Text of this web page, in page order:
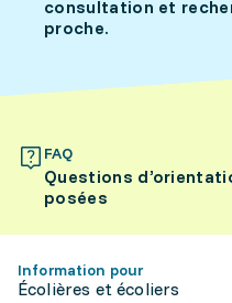
consultation et
proche.
FAQ
Questions
posées
Information pour
Écolières et écoliers